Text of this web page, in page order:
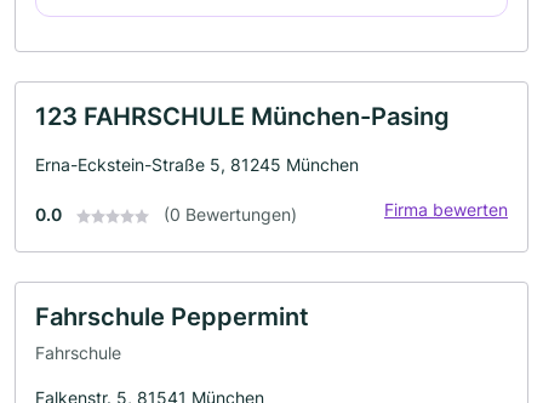
123 FAHRSCHULE München-Pasing
Erna-Eckstein-Straße 5, 81245 München
0.0 (0 Bewertungen) Firma bewerten
Fahrschule Peppermint
Fahrschule
Falkenstr. 5, 81541 München